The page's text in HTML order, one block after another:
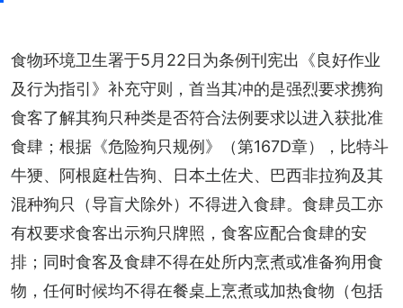
食物环境卫生署于5月22日为条例刊宪出《良好作业
及行为指引》补充守则，首当其冲的是强烈要求携狗
食客了解其狗只种类是否符合法例要求以进入获批准
食肆；根据《危险狗只规例》（第167D章），比特斗
牛㹴、阿根庭杜告狗、日本土佐犬、巴西非拉狗及其
混种狗只（导盲犬除外）不得进入食肆。食肆员工亦
有权要求食客出示狗只牌照，食客应配合食肆的安
排；同时食客及食肆不得在处所内烹煮或准备狗用食
物，任何时候均不得在餐桌上烹煮或加热食物（包括